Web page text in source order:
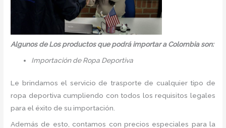
Algunos de Los productos que podrá importar a Colombia son:
Importación de Ropa Deportiva
Le brindamos el servicio de trasporte de cualquier tipo de
ropa deportiva cumpliendo con todos los requisitos legales
para el éxito de su importación.
Además de esto, contamos con precios especiales para la